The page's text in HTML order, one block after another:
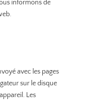
informons de
avec les pages
sur le disque
Les